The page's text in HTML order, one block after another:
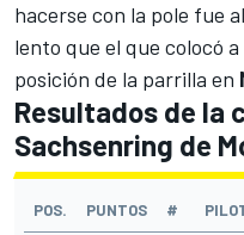
hacerse con la pole fue
lento que el que colocó
posición de la parrilla en
Resultados de la
Sachsenring de
POS. PUNTOS #